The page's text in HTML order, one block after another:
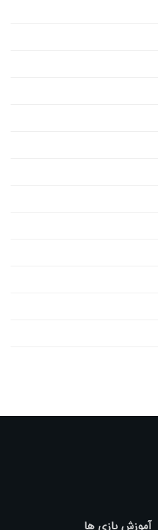
آموزش بازی ها